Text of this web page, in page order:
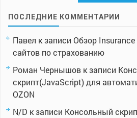
ПОСЛЕДНИЕ КОММЕНТАРИИ
Павел к записи Обзор
сайтов по страхованию
Роман Чернышов к записи
скрипт(JavaScript) для
OZON
N/D к записи Консольный